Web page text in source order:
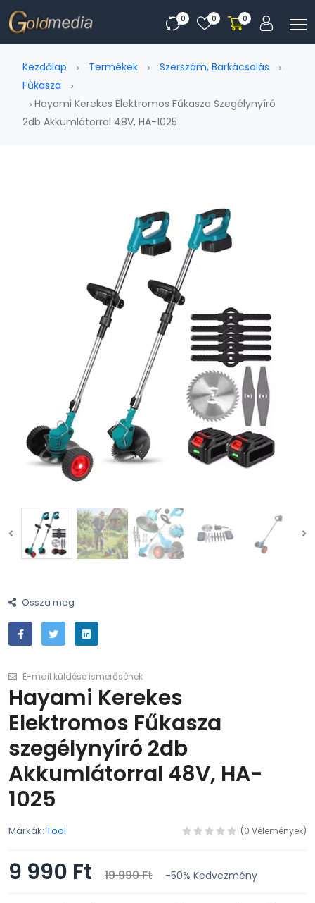
0 0 0
Kezdőlap Termékek
Szerszám, Barkácsolás
Fűkasza
Hayami Kerekes Elektromos Fűkasza Szegélynyíró
2db Akkumlátorral 48V, HA-1025
Ossza meg
E-mail küldése ismerősének
Hayami Kerekes
Elektromos Fűkasza
szegélynyíró 2db
Akkumlátorral 48V, HA-
1025
Márkák: Tool (0 Vélemények)
9 990 Ft 19 990 Ft -50% Kedvezmény